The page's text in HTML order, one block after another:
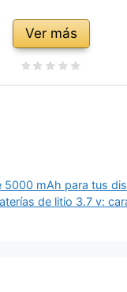
Ver más
5000 mAh para tus
de litio 3.7 v: